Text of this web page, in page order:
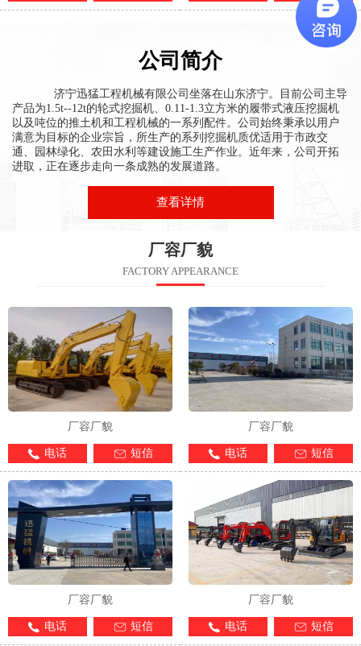
公司简介
济宁迅猛工程机械有限公司 坐落在山东济宁。目前公司主导
产品为1.5t--12t的轮式挖掘机、0.11-1.3立方米的履带式液压挖掘机
以及吨位的推土机和工程机械的一系列配件。公司始终秉承以用户
满意为目标的企业宗旨，所生产的系列挖掘机质优适用于市政交
通、园林绿化、农田水利等建设施工生产作业。近年来，公司开拓
进取，正在逐步走向一条成熟的发展道路。
查看详情
厂容厂貌
FACTORY APPEARANCE
厂容厂貌
电话 短信
厂容厂貌
电话 短信
厂容厂貌
电话 短信
厂容厂貌
电话 短信